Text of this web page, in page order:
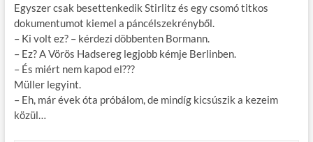
Egyszer csak besettenkedik Stirlitz és egy csomó titkos
dokumentumot kiemel a páncélszekrényből.
– Ki volt ez? – kérdezi döbbenten Bormann.
– Ez? A Vörös Hadsereg legjobb kémje Berlinben.
– És miért nem kapod el???
Müller legyint.
– Eh, már évek óta próbálom, de mindíg kicsúszik a kezeim
közül…